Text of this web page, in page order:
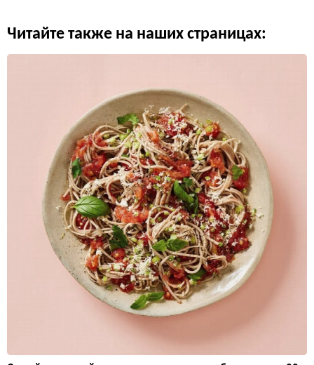
Читайте также на наших страницах: